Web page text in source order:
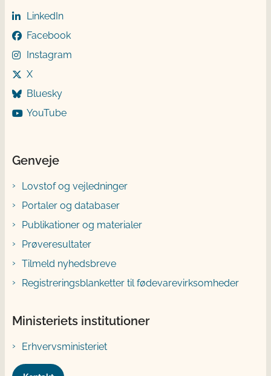
LinkedIn
Facebook
Instagram
X
Bluesky
YouTube
Genveje
Lovstof og vejledninger
Portaler og databaser
Publikationer og materialer
Prøveresultater
Tilmeld nyhedsbreve
Registreringsblanketter til fødevarevirksomheder
Ministeriets institutioner
Erhvervsministeriet